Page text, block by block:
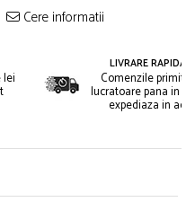
Cere informatii
lei
LIVRARE RAPIDA
Comenzile primite
lucratoare pana in
expediaza in